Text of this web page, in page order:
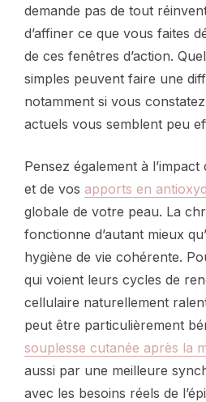
demande pas de tout
d’affiner ce que vous faites
de ces fenêtres d’action.
simples peuvent faire une
notamment si vous
actuels vous semblent peu
Pensez également à
et de vos apports en
globale de votre peau. La
fonctionne d’autant mieux
hygiène de vie cohérente.
qui voient leurs cycles de
cellulaire naturellement
peut être particulièrement
souplesse cutanée après la
aussi par une meilleure
avec les besoins réels de